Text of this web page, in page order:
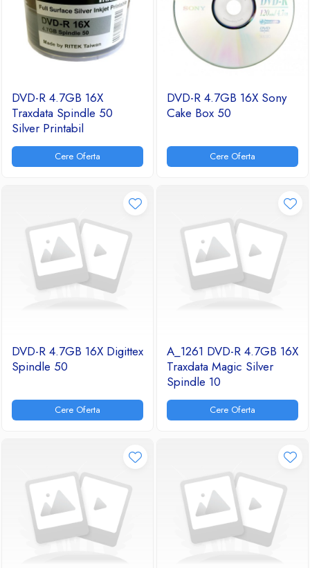
DVD-R 4.7GB 16X
Traxdata Spindle 50
Silver Printabil
Cere Oferta
DVD-R 4.7GB 16X Sony
Cake Box 50
Cere Oferta
DVD-R 4.7GB 16X Digittex
Spindle 50
Cere Oferta
A_1261 DVD-R 4.7GB 16X
Traxdata Magic Silver
Spindle 10
Cere Oferta